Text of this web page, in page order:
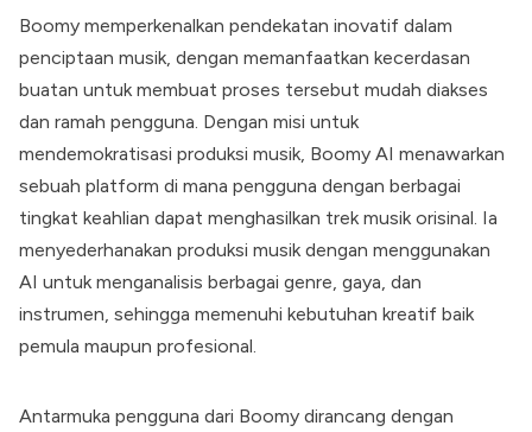
Boomy memperkenalkan pendekatan inovatif dalam
penciptaan musik, dengan memanfaatkan kecerdasan
buatan untuk membuat proses tersebut mudah diakses
dan ramah pengguna. Dengan misi untuk
mendemokratisasi produksi musik, Boomy AI menawarkan
sebuah platform di mana pengguna dengan berbagai
tingkat keahlian dapat menghasilkan trek musik orisinal. Ia
menyederhanakan produksi musik dengan menggunakan
AI untuk menganalisis berbagai genre, gaya, dan
instrumen, sehingga memenuhi kebutuhan kreatif baik
pemula maupun profesional.
Antarmuka pengguna dari Boomy dirancang dengan